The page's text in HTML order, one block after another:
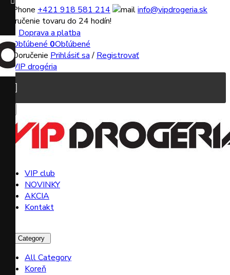
+421 918 581 214
info@vipdrogeria.sk
Doručenie tovaru do 24 hodín!
Doprava a platba
0Obľúbené
Prihlásiť sa/ Registrovať

VIP club
NOVINKY
AKCIA
Kontakt
All Category
All Category
Koreň